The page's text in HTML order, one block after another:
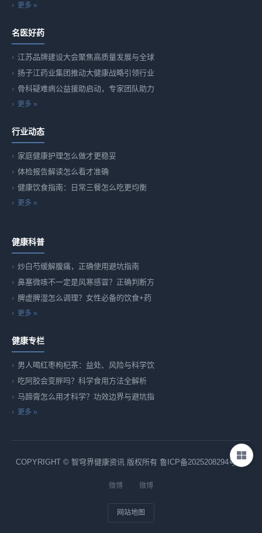
更多 »
名医好药
江苏品牌建设大会聚焦高质量发展与全球
扬子江药业集团推动大健康战略引领行业
骨科疑难病公益援助启动，专家团队助力
更多 »
行业动态
家庭健康护理怎么做才更稳妥
体检报告解读怎么看才准确
健康饮食指南：日常三餐怎么吃更均衡
更多 »
健康科普
炒白芍缓解腹痛，正确使用避坑指南
鼻塞微咳不一定是风寒感冒？正确判断方
脾虚脾湿怎么调理？女性必备的饮食+药
更多 »
健康专栏
男人喝红枣枸杞茶：益处、风险与科学饮
吃阿胶会变胖吗？科学食用方法全解析
马蹄膏怎么用才科学？功效边界与避坑指
更多 »
COPYRIGHT © 智穹界健康资讯 版权所有 鲁ICP备2025208294号-82
微博 微博
网站地图